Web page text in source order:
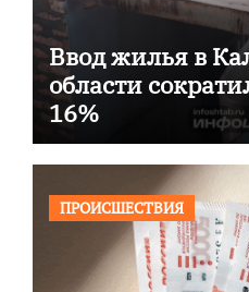
Ввод жилья в
области
16%
ПРОИСШЕСТВИЯ